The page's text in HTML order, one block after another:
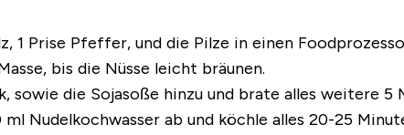
1 Prise Pfeffer, und die Pilze in einen
bis die Nüsse leicht bräunen.
sowie die Sojasoße hinzu und brate alles weitere 5
Nudelkochwasser ab und köchle alles 20-25